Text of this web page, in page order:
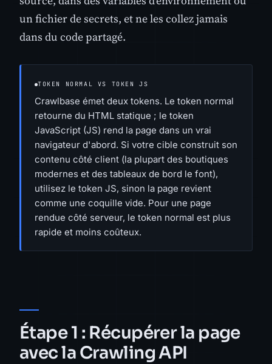
un fichier de secrets, et ne les collez jamais
dans du code partagé.
TOKEN NORMAL VS TOKEN JS
Crawlbase émet deux tokens. Le token normal
retourne du HTML statique ; le token
JavaScript (JS) rend la page dans un vrai
navigateur d'abord. Si votre cible construit son
contenu côté client (la plupart des boutiques
modernes et des tableaux de bord le font),
utilisez le token JS, sinon la page revient
comme une coquille vide. Pour une page
rendue côté serveur, le token normal est plus
rapide et moins coûteux.
Étape 1 : Récupérer la page
avec la Crawling API